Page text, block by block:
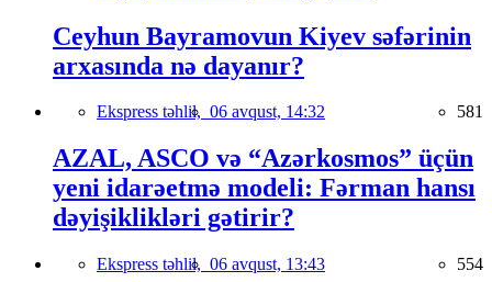
Ceyhun Bayramovun Kiyev səfərinin
arxasında nə dayanır?
Ekspress təhlil, 06 avqust, 14:32 581
AZAL, ASCO və “Azərkosmos” üçün
yeni idarəetmə modeli: Fərman hansı
dəyişiklikləri gətirir?
Ekspress təhlil, 06 avqust, 13:43 554